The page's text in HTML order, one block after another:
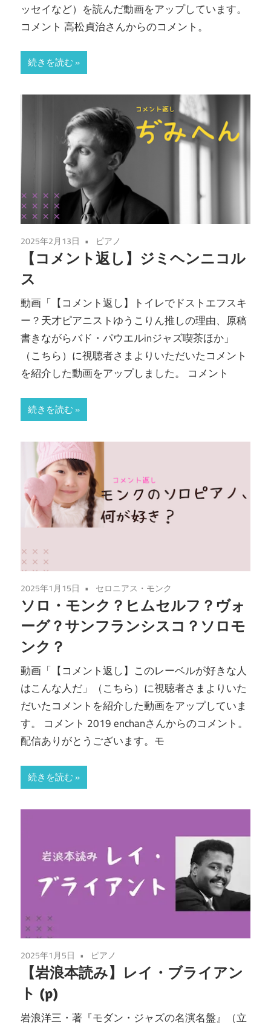
ッセイなど）を読んだ動画をアップしています。
コメント 高松貞治さんからのコメント。
続きを読む
2025年2月13日 ピアノ
【コメント返し】ジミヘンニコル
ス
動画「【コメント返し】トイレでドストエフスキ
ー？天才ピアニストゆうこりん推しの理由、原稿
書きながらバド・パウエルinジャズ喫茶ほか」
（こちら）に視聴者さまよりいただいたコメント
を紹介した動画をアップしました。 コメント
続きを読む
2025年1月15日 セロニアス・モンク
ソロ・モンク？ヒムセルフ？ヴォ
ーグ？サンフランシスコ？ソロモ
ンク？
動画「【コメント返し】このレーベルが好きな人
はこんな人だ」（こちら）に視聴者さまよりいた
だいたコメントを紹介した動画をアップしていま
す。 コメント 2019 enchanさんからのコメント。
配信ありがとうございます。モ
続きを読む
2025年1月5日 ピアノ
【岩浪本読み】レイ・ブライアン
ト (p)
岩浪洋三・著『モダン・ジャズの名演名盤』（立